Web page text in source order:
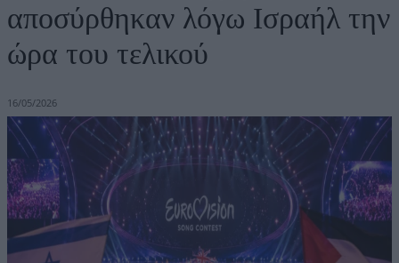
αποσύρθηκαν λόγω Ισραήλ την
ώρα του τελικού
16/05/2026